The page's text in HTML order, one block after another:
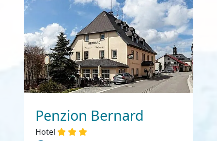
Penzion Bernard
Hotel